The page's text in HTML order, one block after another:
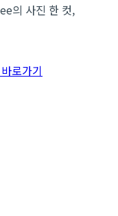
의 사진 한 컷,
로가기